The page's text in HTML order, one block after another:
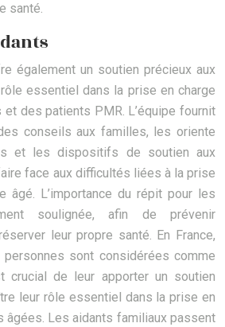
santé.
également un soutien précieux aux
essentiel dans la prise en charge
des patients PMR. L’équipe fournit
conseils aux familles, les oriente
et les dispositifs de soutien aux
face aux difficultés liées à la prise
âgé. L’importance du répit pour les
soulignée, afin de prévenir
leur propre santé. En France,
sont considérées comme
de leur apporter un soutien
leur rôle essentiel dans la prise en
âgées. Les aidants familiaux passent